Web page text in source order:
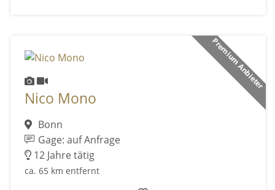
Premium Anbieter
Nico Mono
Bonn
Gage: auf Anfrage
12 Jahre tätig
ca. 65 km entfernt